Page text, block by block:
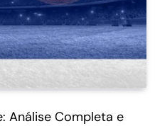
Análise Completa e